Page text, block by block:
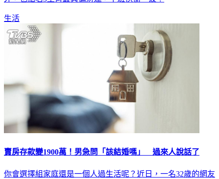
生活
賣房存款變1900萬！男急問「該結婚嗎」 過來人說話了
你會選擇組家庭還是一個人過生活呢？近日，一名32歲的網友